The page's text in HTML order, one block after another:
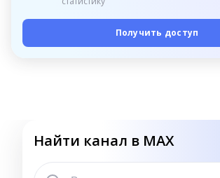
Получить доступ
Найти канал в MAX